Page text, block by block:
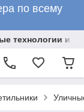
по всему
технологии и